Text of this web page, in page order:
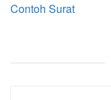
Contoh Surat